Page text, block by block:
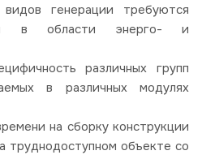
генерации требуются
в области энерго- и
различных групп
в различных модулях
на сборку конструкции
труднодоступном объекте со